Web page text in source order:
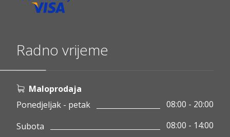
Radno vrijeme
Maloprodaja
Ponedjeljak - petak
08:00 - 20:00
Subota
08:00 - 14:00